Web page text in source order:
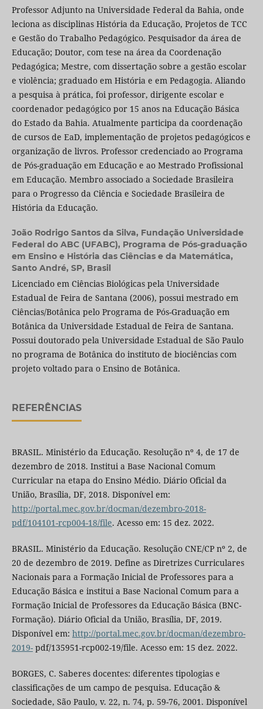
Professor Adjunto na Universidade Federal da Bahia, onde
leciona as disciplinas História da Educação, Projetos de TCC
e Gestão do Trabalho Pedagógico. Pesquisador da área de
Educação; Doutor, com tese na área da Coordenação
Pedagógica; Mestre, com dissertação sobre a gestão escolar
e violência; graduado em História e em Pedagogia. Aliando
a pesquisa à prática, foi professor, dirigente escolar e
coordenador pedagógico por 15 anos na Educação Básica
do Estado da Bahia. Atualmente participa da coordenação
de cursos de EaD, implementação de projetos pedagógicos e
organização de livros. Professor credenciado ao Programa
de Pós-graduação em Educação e ao Mestrado Profissional
em Educação. Membro associado a Sociedade Brasileira
para o Progresso da Ciência e Sociedade Brasileira de
História da Educação.
João Rodrigo Santos da Silva, Fundação Universidade
Federal do ABC (UFABC), Programa de Pós-graduação
em Ensino e História das Ciências e da Matemática,
Santo André, SP, Brasil
Licenciado em Ciências Biológicas pela Universidade
Estadual de Feira de Santana (2006), possui mestrado em
Ciências/Botânica pelo Programa de Pós-Graduação em
Botânica da Universidade Estadual de Feira de Santana.
Possui doutorado pela Universidade Estadual de São Paulo
no programa de Botânica do instituto de biociências com
projeto voltado para o Ensino de Botânica.
REFERÊNCIAS
BRASIL. Ministério da Educação. Resolução nº 4, de 17 de
dezembro de 2018. Institui a Base Nacional Comum
Curricular na etapa do Ensino Médio. Diário Oficial da
União, Brasília, DF, 2018. Disponível em:
http://portal.mec.gov.br/docman/dezembro-2018-
pdf/104101-rcp004-18/file. Acesso em: 15 dez. 2022.
BRASIL. Ministério da Educação. Resolução CNE/CP nº 2, de
20 de dezembro de 2019. Define as Diretrizes Curriculares
Nacionais para a Formação Inicial de Professores para a
Educação Básica e institui a Base Nacional Comum para a
Formação Inicial de Professores da Educação Básica (BNC-
Formação). Diário Oficial da União, Brasília, DF, 2019.
Disponível em: http://portal.mec.gov.br/docman/dezembro-
2019-pdf/135951-rcp002-19/file. Acesso em: 15 dez. 2022.
BORGES, C. Saberes docentes: diferentes tipologias e
classificações de um campo de pesquisa. Educação &
Sociedade, São Paulo, v. 22, n. 74, p. 59-76, 2001. Disponível